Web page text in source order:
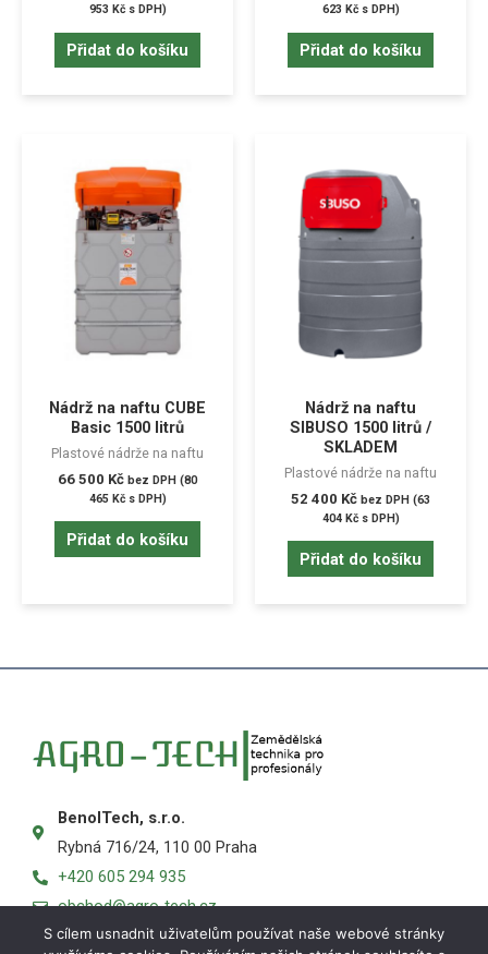
953 Kčs DPH)
Přidat do košíku
623 Kčs DPH)
Přidat do košíku
Nádrž na naftu CUBE
Basic 1500 litrů
Plastové nádrže na naftu
66 500 Kč bez DPH (80
465 Kčs DPH)
Přidat do košíku
Nádrž na naftu
SIBUSO 1500 litrů /
SKLADEM
Plastové nádrže na naftu
52 400 Kč bez DPH (63
404 Kčs DPH)
Přidat do košíku
BenolTech, s.r.o.
Rybná 716/24, 110 00 Praha
+420 605 294 935
obchod@agro-tech.cz
S cílem usnadnit uživatelům používat naše webové stránky